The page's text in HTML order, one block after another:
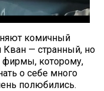
комичный
— странный, но
фирмы, которому,
о себе много
полюбились.